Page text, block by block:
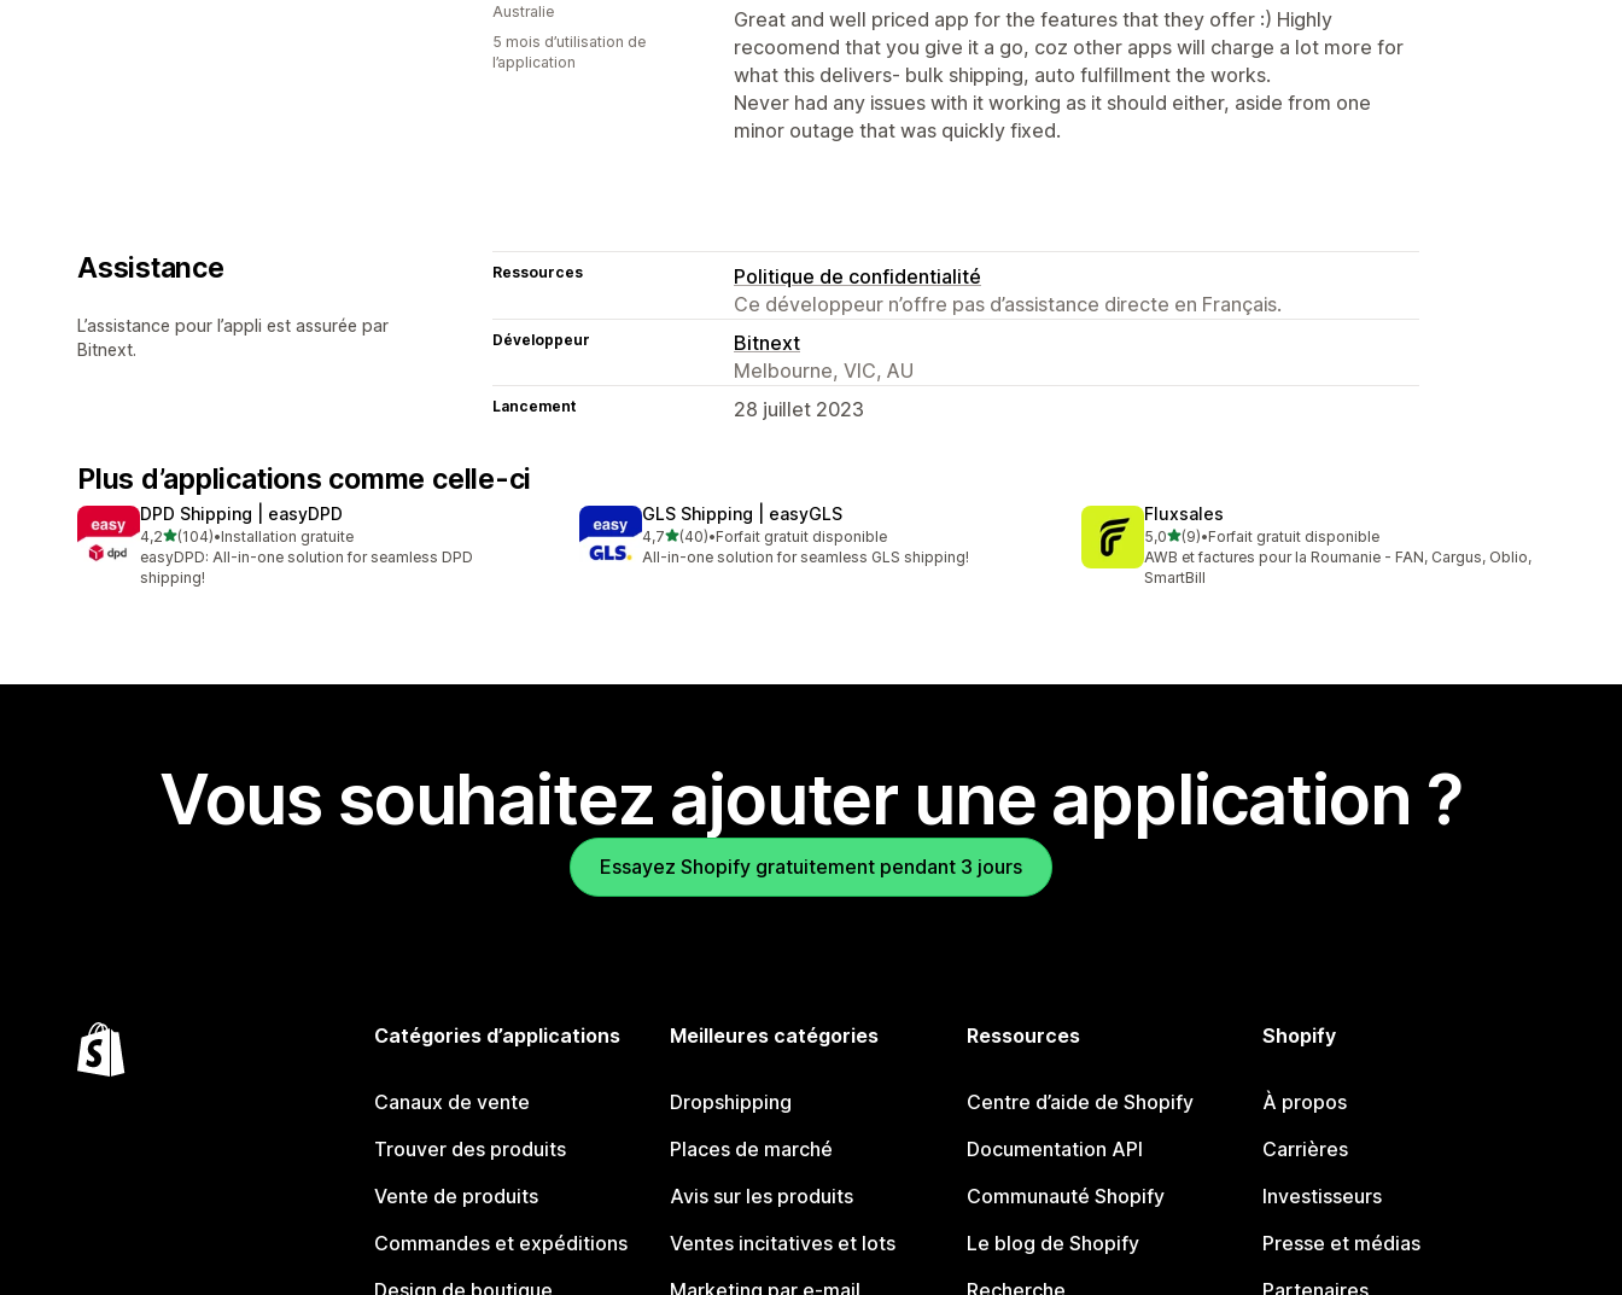
Great and well priced app for the features that they offer :) Highly
recoomend that you give it a go, coz other apps will charge a lot more for
what this delivers- bulk shipping, auto fulfillment the works.
Never had any issues with it working as it should either, aside from one
minor outage that was quickly fixed.
Australie
5 mois d’utilisation de
l’application
Assistance
L’assistance pour l’appli est assurée par
Bitnext.
Ressources
Politique de confidentialité
Ce développeur n’offre pas d’assistance directe en Français.
Développeur
Bitnext
Melbourne, VIC, AU
Lancement 28 juillet 2023
Plus d’applications comme celle-ci
DPD Shipping | easyDPD
4,2étoile(s) sur 5
(104)
104 avis au total
•Installation gratuite
easyDPD: All-in-one solution for seamless DPD
shipping!
GLS Shipping | easyGLS
4,7étoile(s) sur 5
(40)
40 avis au total
•Forfait gratuit disponible
All-in-one solution for seamless GLS shipping!
Fluxsales
5,0étoile(s) sur 5
(9)
9 avis au total
•Forfait gratuit disponible
AWB et factures pour la Roumanie - FAN, Cargus, Oblio,
SmartBill
Vous souhaitez ajouter une application ?
Essayez Shopify gratuitement pendant 3 jours
Catégories d’applications
Canaux de vente
Trouver des produits
Vente de produits
Commandes et expéditions
Meilleures catégories
Dropshipping
Places de marché
Avis sur les produits
Ventes incitatives et lots
Ressources
Centre d’aide de Shopify
Documentation API
Communauté Shopify
Le blog de Shopify
Shopify
À propos
Carrières
Investisseurs
Presse et médias